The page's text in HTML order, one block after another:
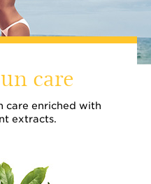
care
care enriched with
extracts.